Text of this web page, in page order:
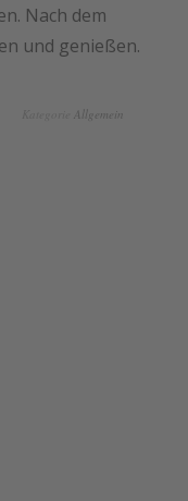
Nach dem
und genießen.
Allgemein